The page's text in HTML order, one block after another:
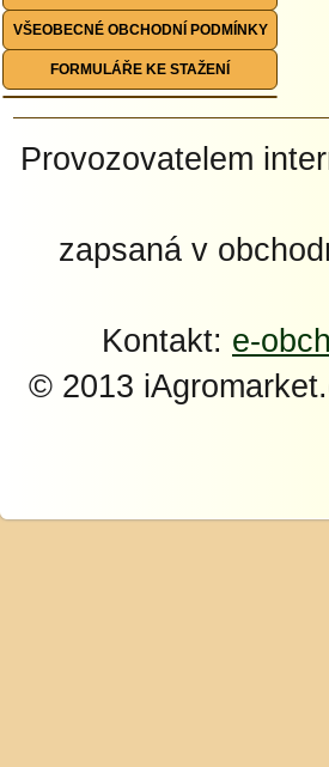
VŠEOBECNÉ OBCHODNÍ PODMÍNKY
FORMULÁŘE KE STAŽENÍ
Provozovatelem
zapsaná v
Kontakt: e-
© 2013